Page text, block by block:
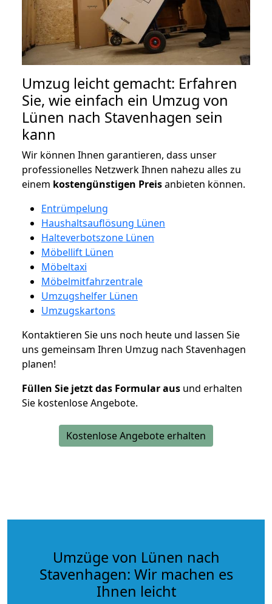
Umzug leicht gemacht: Erfahren
Sie, wie einfach ein Umzug von
Lünen nach Stavenhagen sein
kann
Wir können Ihnen garantieren, dass unser
professionelles Netzwerk Ihnen nahezu alles zu
einem kostengünstigen Preisanbieten können.
Entrümpelung
Haushaltsauflösung Lünen
Halteverbotszone Lünen
Möbellift Lünen
Möbeltaxi
Möbelmitfahrzentrale
Umzugshelfer Lünen
Umzugskartons
Kontaktieren Sie uns noch heute und lassen Sie
uns gemeinsam Ihren Umzug nach Stavenhagen
planen!
Füllen Sie jetzt das Formular aus und erhalten
Sie kostenlose Angebote.
Kostenlose Angebote erhalten
Umzüge von Lünen nach
Stavenhagen: Wir machen es
Ihnen leicht